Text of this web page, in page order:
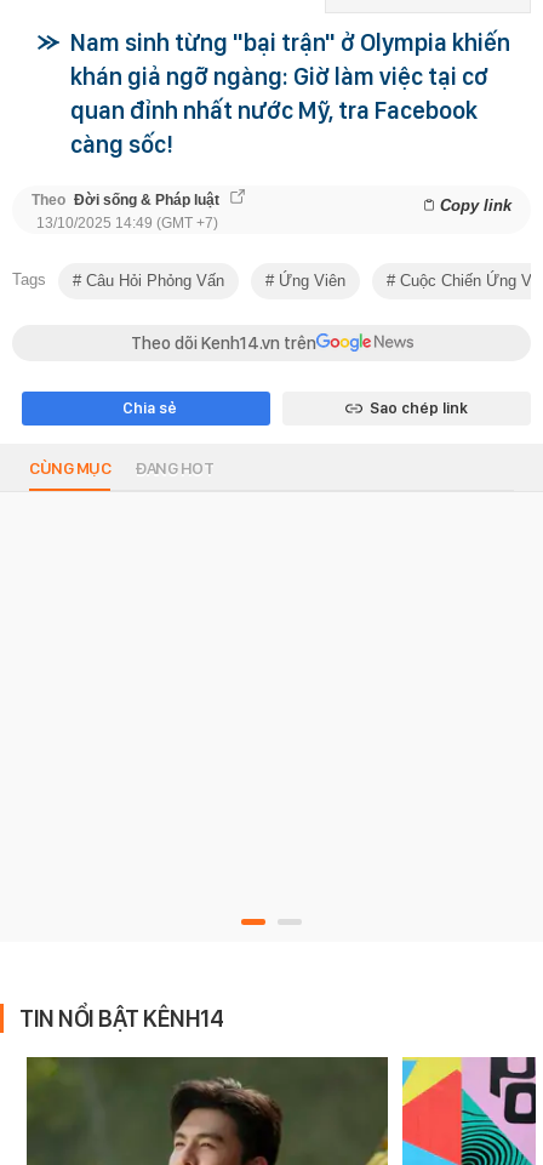
Nam sinh từng "bại trận" ở Olympia khiến
khán giả ngỡ ngàng: Giờ làm việc tại cơ
quan đỉnh nhất nước Mỹ, tra Facebook
càng sốc!
Theo Đời sống & Pháp luật Copy link
13/10/2025 14:49 (GMT +7)
Tags Câu Hỏi Phỏng Vấn Ứng Viên Cuộc Chiến Ứng
Theo dõi Kenh14.vn trên
Chia sẻ Sao chép link
CÙNG MỤC ĐANG HOT
TIN NỔI BẬT KÊNH14